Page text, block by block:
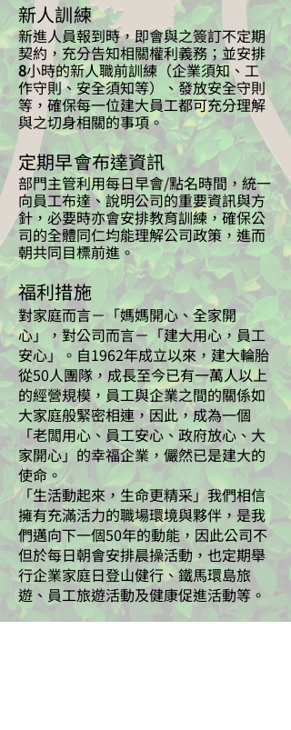
新人訓練
新進人員報到時，即會與之簽訂不定期
契約，充分告知相關權利義務；並安排
8小時的新人職前訓練（企業須知、工
作守則、安全須知等）、發放安全守則
等，確保每一位建大員工都可充分理解
與之切身相關的事項。
定期早會布達資訊
部門主管利用每日早會/點名時間，統一
向員工布達、說明公司的重要資訊與方
針，必要時亦會安排教育訓練，確保公
司的全體同仁均能理解公司政策，進而
朝共同目標前進。
福利措施
對家庭而言－「媽媽開心、全家開
心」，對公司而言－「建大用心，員工
安心」。自1962年成立以來，建大輪胎
從50人團隊，成長至今已有一萬人以上
的經營規模，員工與企業之間的關係如
大家庭般緊密相連，因此，成為一個
「老闆用心、員工安心、政府放心、大
家開心」的幸福企業，儼然已是建大的
使命。
「生活動起來，生命更精采」我們相信
擁有充滿活力的職場環境與夥伴，是我
們邁向下一個50年的動能，因此公司不
但於每日朝會安排晨操活動，也定期舉
行企業家庭日登山健行、鐵馬環島旅
遊、員工旅遊活動及健康促進活動等。